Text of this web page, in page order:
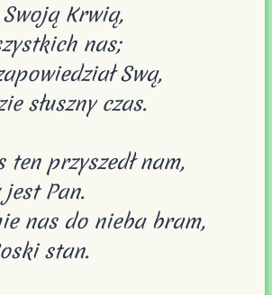
Krwią,
nas;
Swą,
słuszny czas.
ten przyszedł nam,
Pan.
nas do nieba bram,
stan.